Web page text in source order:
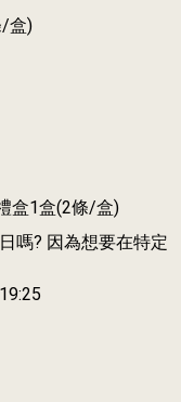
/盒)
盒1盒(2條/盒)
嗎? 因為想要在特定